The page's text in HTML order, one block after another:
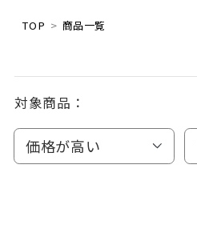
TOP 商品一覧
対象商品：
価格が高い